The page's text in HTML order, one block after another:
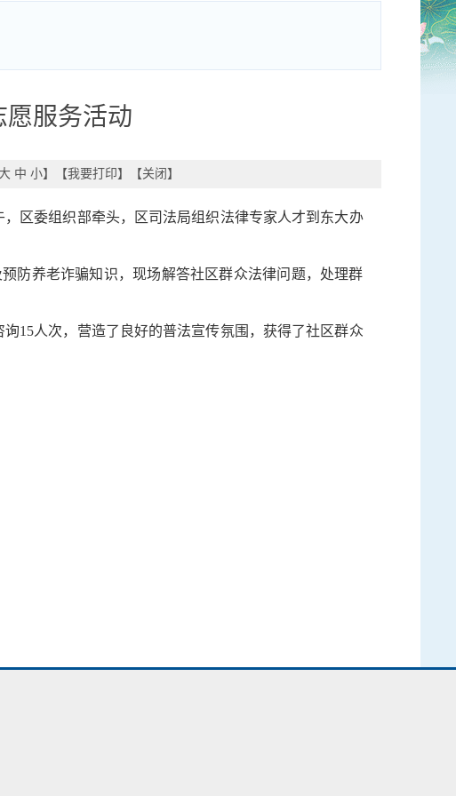
服务活动
大 中 小】【我要打印】【关闭 】
区委组织部牵头，区司法局组织法律专家人才到东大办
防养老诈骗知识，现场解答社区群众法律问题，处理群
15人次，营造了良好的普法宣传氛围，获得了社区群众